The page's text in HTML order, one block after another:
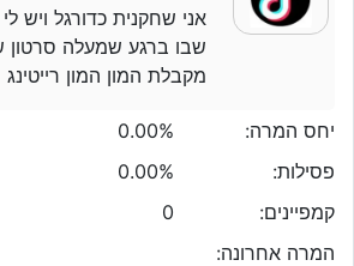
אני שחקנית כדורגל ויש
שבו ברגע שמעלה סרטון
מקבלת המון המון רייטינג
יחס המרה:
0.00%
פסילות:
0.00%
קמפיינים:
0
המרה אחרונה: